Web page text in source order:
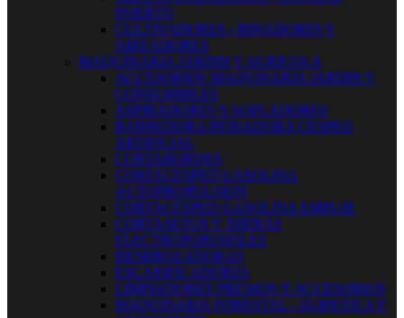
INJERTO
CULTIVADORES - BINADORES Y
AIREADORES
MAQUINARIA JARDIN Y AGRICOLA
ACCESORIOS MAQUINARIA JARDIN Y
CONSUMIBLES
ASPIRADORES Y SOPLADORES
BARREDORA PEINADORA CESPED
ARTIFICIAL
CORTABORDES
CORTACESPED GASOLINA
AUTOPROPULSION
CORTACESPED GASOLINA EMPUJE
CORTASETOS Y TIJERAS
ELECTROPORTATILES
DESBROZADORAS
ESCARIFICADORES
LIMPIADORES PRESION Y ACCESORIOS
MAQUINARIA FORESTAL - AGRICOLA Y